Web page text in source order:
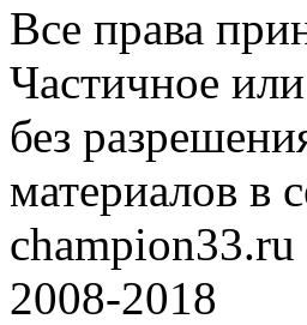
Все права
Частичное
без
материалов в
champion33.ru
2008-2018